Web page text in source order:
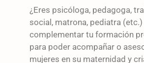
¿Eres psicóloga, pedagoga,
social, matrona, pediatra (etc.)
complementar tu formación
para poder acompañar o
mujeres en su maternidad y